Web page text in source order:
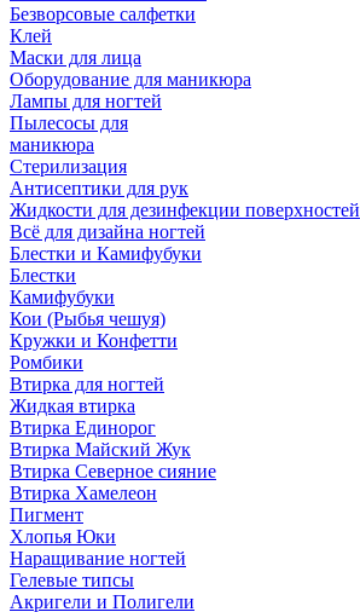
Безворсовые салфетки
Клей
Маски для лица
Оборудование для маникюра
Лампы для ногтей
Пылесосы для
маникюра
Стерилизация
Антисептики для рук
Жидкости для дезинфекции поверхностей
Всё для дизайна ногтей
Блестки и Камифубуки
Блестки
Камифубуки
Кои (Рыбья чешуя)
Кружки и Конфетти
Ромбики
Втирка для ногтей
Жидкая втирка
Втирка Единорог
Втирка Майский Жук
Втирка Северное сияние
Втирка Хамелеон
Пигмент
Хлопья Юки
Наращивание ногтей
Гелевые типсы
Акригели и Полигели